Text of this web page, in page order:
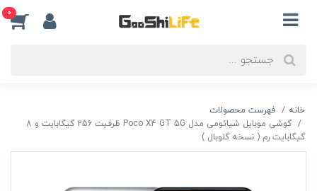
0
خانه
فهرست محصولات
گوشی موبایل شیائومی مدل Poco X4 GT 5G ظرفیت 256 گیگابایت و 8
گیگابایت رم ( نسخه گلوبال )